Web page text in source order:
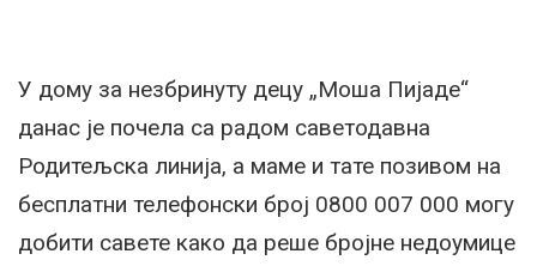
У дому за незбринуту децу „Mоша Пиjаде“
данас jе почела са радом саветодавна
Родитељска линиjа, а маме и тате позивом на
бесплатни телефонски броj 0800 007 000 могу
добити савете како да реше броjне недоумице